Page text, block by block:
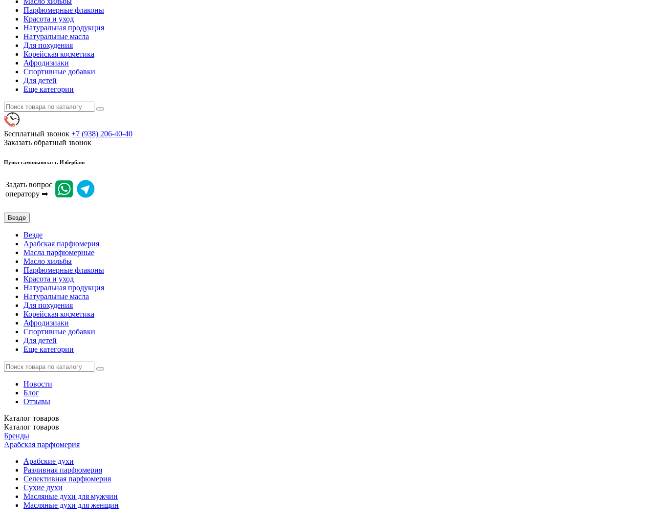
Парфюмерные флаконы
Красота и уход
Натуральная продукция
Натуральные масла
Для похудения
Корейская косметика
Афродизиаки
Спортивные добавки
Для детей
Еще категории
Бесплатный звонок +7 (938) 206-40-40
Заказать обратный звонок
Пункт самовывоза: г. Избербаш
Задать вопрос
оператору ➡
Везде
Везде
Арабская парфюмерия
Масла парфюмерные
Масло хильбы
Парфюмерные флаконы
Красота и уход
Натуральная продукция
Натуральные масла
Для похудения
Корейская косметика
Афродизиаки
Спортивные добавки
Для детей
Еще категории
Новости
Блог
Отзывы
Каталог товаров
Каталог товаров
Бренды
Арабская парфюмерия
Арабские духи
Разливная парфюмерия
Селективная парфюмерия
Сухие духи
Масляные духи для мужчин
Масляные духи для женщин